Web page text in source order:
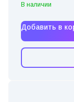
В наличии
Добавить в